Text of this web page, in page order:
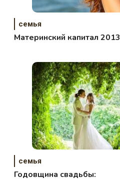
семья
Материнский капитал 2013
семья
Годовщина свадьбы: